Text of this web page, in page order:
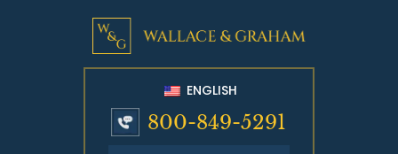
ENGLISH
800-849-5291